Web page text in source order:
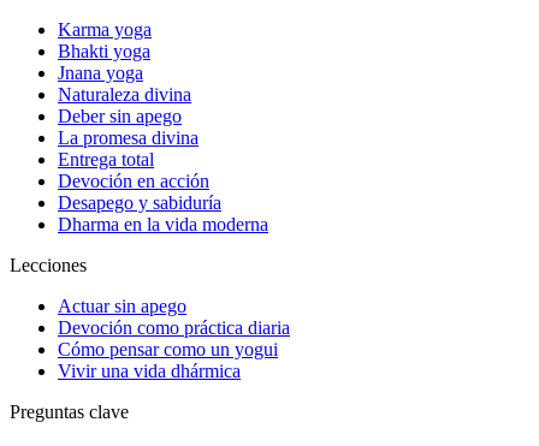
Karma yoga
Bhakti yoga
Jnana yoga
Naturaleza divina
Deber sin apego
La promesa divina
Entrega total
Devoción en acción
Desapego y sabiduría
Dharma en la vida moderna
Lecciones
Actuar sin apego
Devoción como práctica diaria
Cómo pensar como un yogui
Vivir una vida dhármica
Preguntas clave